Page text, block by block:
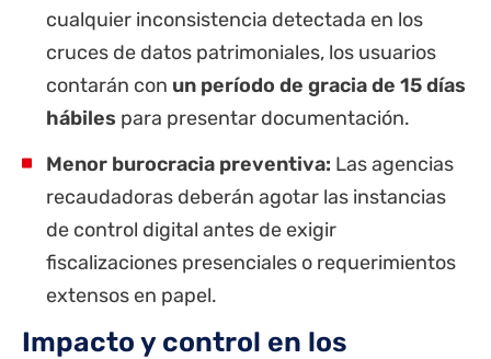
cualquier inconsistencia detectada en los
cruces de datos patrimoniales, los usuarios
contarán con un período de gracia de 15 días
hábiles para presentar documentación.
Menor burocracia preventiva: Las agencias
recaudadoras deberán agotar las instancias
de control digital antes de exigir
fiscalizaciones presenciales o requerimientos
extensos en papel.
Impacto y control en los